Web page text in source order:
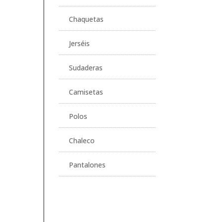
Chaquetas
Jerséis
Sudaderas
Camisetas
Polos
Chaleco
Pantalones